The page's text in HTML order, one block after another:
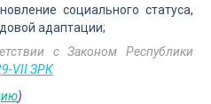
социального статуса,
адаптации;
с Законом Республики
VII ЗРК
)